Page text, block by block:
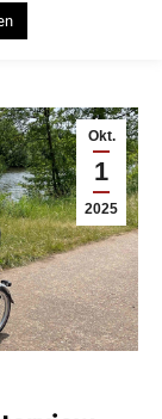
sich hier:
Okt.
1
2025